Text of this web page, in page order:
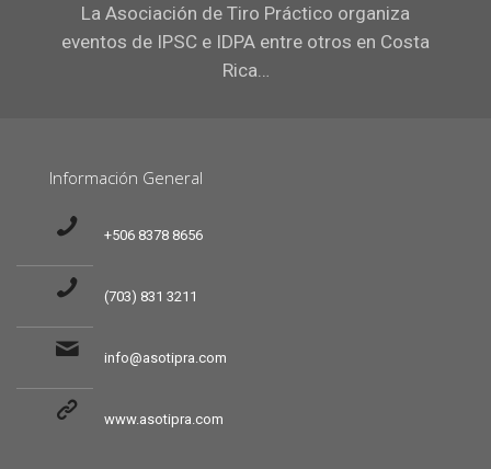
La Asociación de Tiro Práctico organiza
eventos de IPSC e IDPA entre otros en Costa
Rica…
Información General
+506 8378 8656
(703) 831 3211
info@asotipra.com
www.asotipra.com